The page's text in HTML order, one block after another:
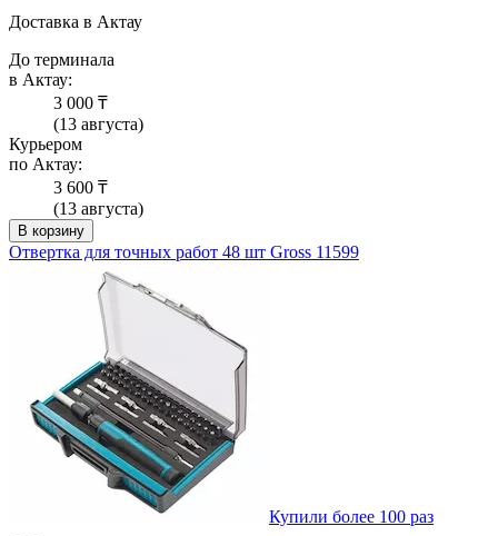
Доставка в Актау
До терминала
в Актау:
3 000 ₸
(13 августа)
Курьером
по Актау:
3 600 ₸
(13 августа)
В корзину
Отвертка для точных работ 48 шт Gross 11599
Купили более 100 раз